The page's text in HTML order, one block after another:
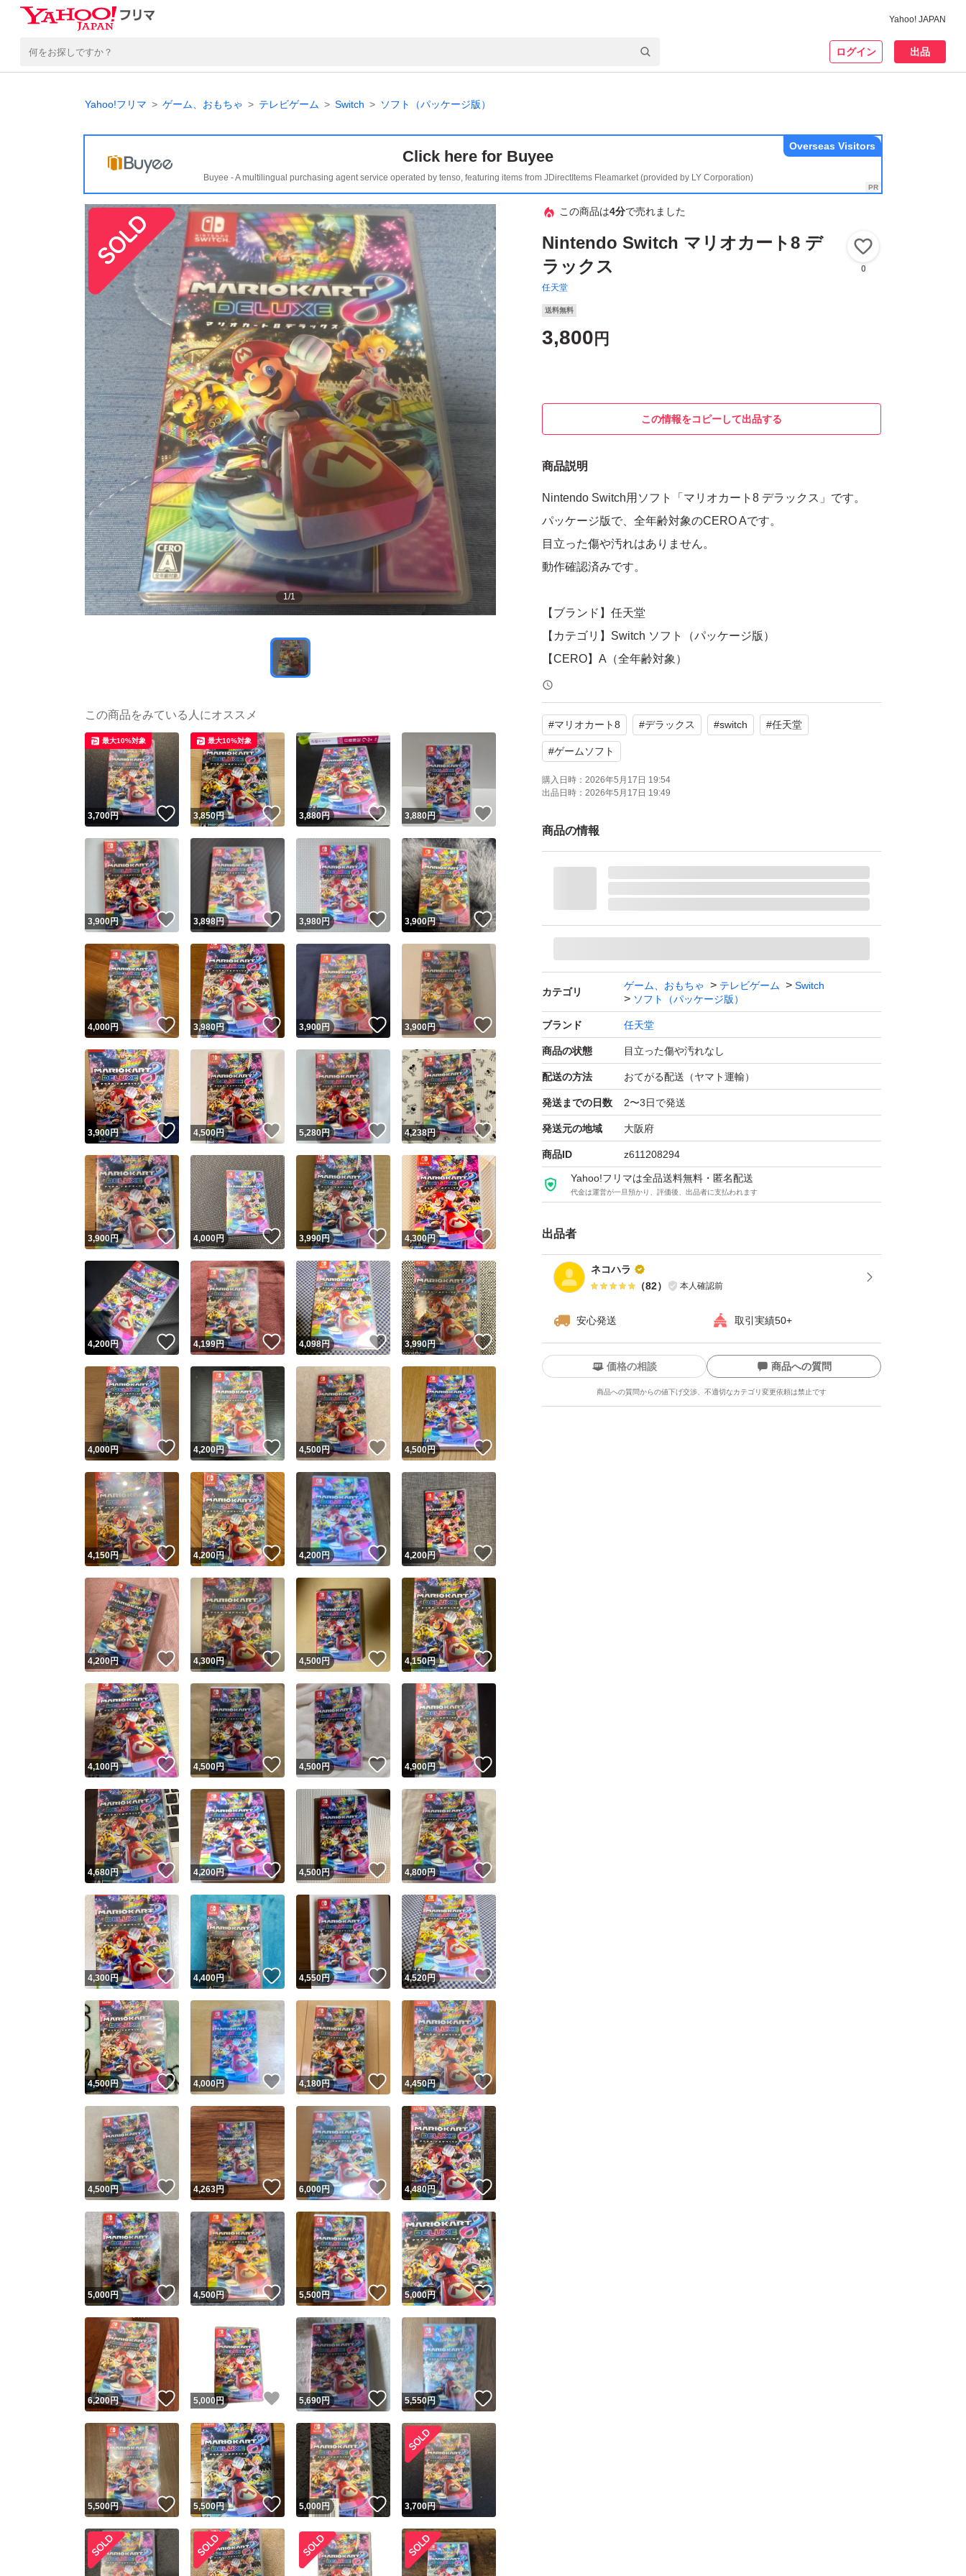
Yahoo! JAPAN
ログイン 出品
Yahoo!フリマ ゲーム、おもちゃ テレビゲーム Switch ソフト（パッケージ版）
Click here for Buyee
Buyee - A multilingual purchasing agent service operated by tenso, featuring items from JDirectItems Fleamarket (provided by LY Corporation)
Overseas Visitors
1/1
この商品は4分で売れました
Nintendo Switch マリオカート8 デ
ラックス
任天堂
0
送料無料
3,800 円
この情報をコピーして出品する
商品説明
Nintendo Switch用ソフト「マリオカート8 デラックス」です。
パッケージ版で、全年齢対象のCERO Aです。
目立った傷や汚れはありません。
動作確認済みです。
【ブランド】任天堂
【カテゴリ】Switch ソフト（パッケージ版）
【CERO】A（全年齢対象）
よろしくお願いいたします。
#マリオカート8 #デラックス #switch #任天堂
#ゲームソフト
購入日時： 2026年5月17日 19:54
出品日時： 2026年5月17日 19:49
商品の情報
カテゴリ
ゲーム、おもちゃ テレビゲーム
Switch
ソフト（パッケージ版）
ブランド 任天堂
商品の状態 目立った傷や汚れなし
配送の方法 おてがる配送（ヤマト運輸）
発送までの日数 2〜3日で発送
発送元の地域 大阪府
商品ID z611208294
Yahoo!フリマは全品送料無料・匿名配送
代金は運営が一旦預かり、評価後、出品者に支払われます
出品者
ネコハラ
（82） 本人確認前
安心発送 取引実績50+
ユーザーの実績について
Yahoo!フリマが定めた一定の基準を満たしたユーザーにバッジを付与しています
安心取引出品者
安心取引出品者 Yahoo!フリマの基準をクリアした安心・安全なユーザーです
取引実績
取引実績◯+ このユーザーはYahoo!フリマの取引を完了させた実績があります
他フリマ実績◯+ このユーザーは他フリマサービスでの取引実績があります
スピード&安心発送
※このバッジは実績に基づく表示であり、発送を保証しているものではありません
スピード＆安心発送
このユーザーは高頻度で24時間以内＆設定した発送日数内に発送してい
ます
スピード発送 このユーザーは高頻度で24時間以内に発送しています
安心発送 このユーザーは設定した発送日数内に発送しています
価格の相談 商品への質問
商品への質問からの値下げ交渉、不適切なカテゴリ変更依頼は禁止です
この商品の情報をコピーします
商品画像の無断転載は禁止されています
コピーは1商品につき1回です
出品ページへ
キャンセル
この商品をみている人にオススメ
3,700円 いいね！
最大10%対象
3,850円 いいね！
最大10%対象
3,880円 いいね！
3,880円
3,900円 いいね！
3,898円 いいね！
3,980円 いいね！
3,900円 いいね！
4,000円 いいね！
3,980円 いいね！
3,900円 いいね！
3,900円
3,900円 いいね！
4,500円 いいね！
5,280円 いいね！
4,238円 いいね！
3,900円 いいね！
4,000円 いいね！
3,990円 いいね！
4,300円 いいね！
4,200円 いいね！
4,199円 いいね！
4,098円 いいね！
3,990円 いいね！
4,000円 いいね！
4,200円 いいね！
4,500円 いいね！
4,500円
4,150円 いいね！
4,200円 いいね！
4,200円 いいね！
4,200円 いいね！
4,200円 いいね！
4,300円 いいね！
4,500円 いいね！
4,150円
4,100円 いいね！
4,500円 いいね！
4,500円 いいね！
4,900円
4,680円 いいね！
4,200円 いいね！
4,500円 いいね！
4,800円 いいね！
4,300円 いいね！
4,400円 いいね！
4,550円 いいね！
4,520円 いいね！
4,500円 いいね！
4,000円 いいね！
4,180円 いいね！
4,450円 いいね！
4,500円 いいね！
4,263円 いいね！
6,000円 いいね！
4,480円 いいね！
5,000円 いいね！
4,500円 いいね！
5,500円 いいね！
5,000円 いいね！
6,200円 いいね！
5,000円 いいね！
5,690円 いいね！
5,550円
5,500円 いいね！
5,500円 いいね！
5,000円 いいね！
3,700円